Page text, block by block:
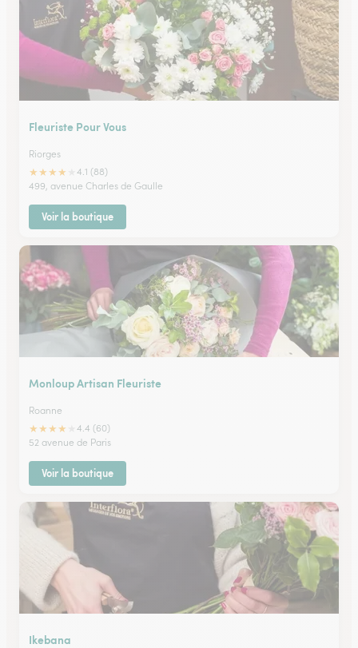
Fleuriste Pour Vous
Riorges
★★★★
4.1 (88)
499, avenue Charles de Gaulle
Voir la boutique
Monloup Artisan Fleuriste
Roanne
★★★★
4.4 (60)
52 avenue de Paris
Voir la boutique
Ikebana